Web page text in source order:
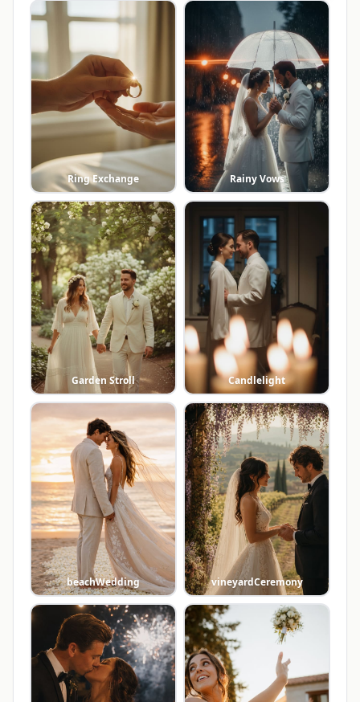
Ring Exchange Rainy Vows
Garden Stroll Candlelight
beachWedding vineyardCeremony